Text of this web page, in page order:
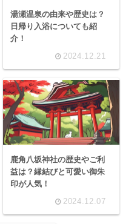
湯瀬温泉の由来や歴史は？
日帰り入浴についても紹
介！
2024.12.21
鹿角八坂神社の歴史やご利
益は？縁結びと可愛い御朱
印が人気！
2024.12.07